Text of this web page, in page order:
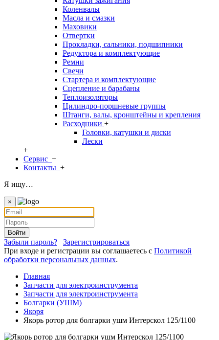
Коленвалы
Масла и смазки
Маховики
Отвертки
Прокладки, сальники, подшипники
Редуктора и комплектующие
Ремни
Свечи
Стартера и комплектующие
Сцепление и барабаны
Теплоизоляторы
Цилиндро-поршневые группы
Штанги, валы, кронштейны и крепления
Расходники +
Головки, катушки и диски
Лески
+
Сервис +
Контакты +
Я ищу…
×
Войти
Забыли пароль?
Зарегистрироваться
При входе и регистрации вы соглашаетесь с Политикой
обработки персональных данных.
Главная
Запчасти для электроинструмента
Запчасти для электроинструмента
Болгарки (УШМ)
Якоря
Якорь ротор для болгарки ушм Интерскол 125/1100